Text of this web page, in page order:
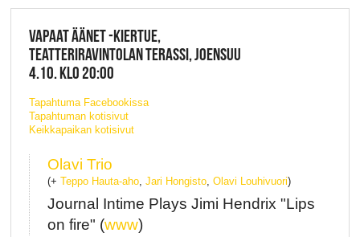
VAPAAT ÄÄNET -KIERTUE,
TEATTERIRAVINTOLAN TERASSI, JOENSUU
4.10. KLO 20:00
Tapahtuma Facebookissa
Tapahtuman kotisivut
Keikkapaikan kotisivut
Olavi Trio
(+ Teppo Hauta-aho, Jari Hongisto, Olavi Louhivuori)
Journal Intime Plays Jimi Hendrix "Lips
on fire" (www)